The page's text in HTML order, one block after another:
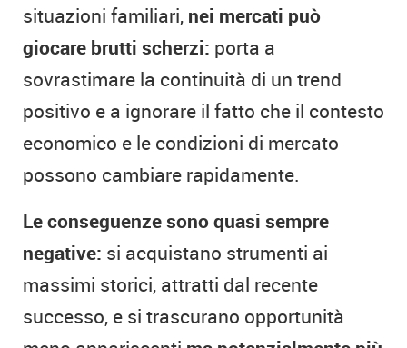
situazioni familiari, nei mercati può
giocare brutti scherzi: porta a
sovrastimare la continuità di un trend
positivo e a ignorare il fatto che il contesto
economico e le condizioni di mercato
possono cambiare rapidamente.
Le conseguenze sono quasi sempre
negative: si acquistano strumenti ai
massimi storici, attratti dal recente
successo, e si trascurano opportunità